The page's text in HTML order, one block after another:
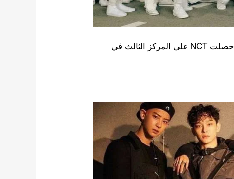
مع مؤشر سمعة العلامة التجارية البالغ 3،827،415 ، حصلت NCT على المركز الثالث في